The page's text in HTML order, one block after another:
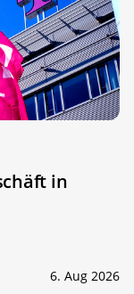
in
6. Aug 2026